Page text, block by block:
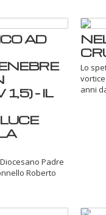
AD
1,5) - IL
Padre
Roberto
Lo
anni